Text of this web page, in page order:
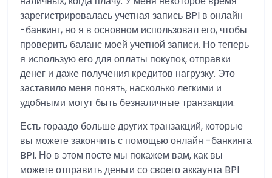
зарегистрировалась учетная запись BPI в онлайн
-банкинг, но я в основном использовал его, чтобы
проверить баланс моей учетной записи. Но теперь
я использую его для оплаты покупок, отправки
денег и даже получения кредитов нагрузку. Это
заставило меня понять, насколько легкими и
удобными могут быть безналичные транзакции.
Есть гораздо больше других транзакций, которые
вы можете закончить с помощью онлайн -банкинга
BPI. Но в этом посте мы покажем вам, как вы
можете отправить деньги со своего аккаунта BPI